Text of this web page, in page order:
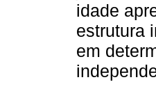
idade
estrutura
em